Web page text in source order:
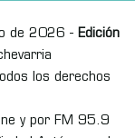
de 2026 - Edición
los derechos
y por FM 95.9